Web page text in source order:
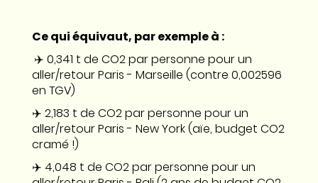
Ce qui équivaut, par exemple à :
✈️ 0,341 t de CO2 par personne pour un
aller/retour Paris - Marseille (contre 0,002596
en TGV)
✈️ 2,183 t de CO2 par personne pour un
aller/retour Paris - New York (aïe, budget CO2
cramé !)
✈️ 4,048 t de CO2 par personne pour un